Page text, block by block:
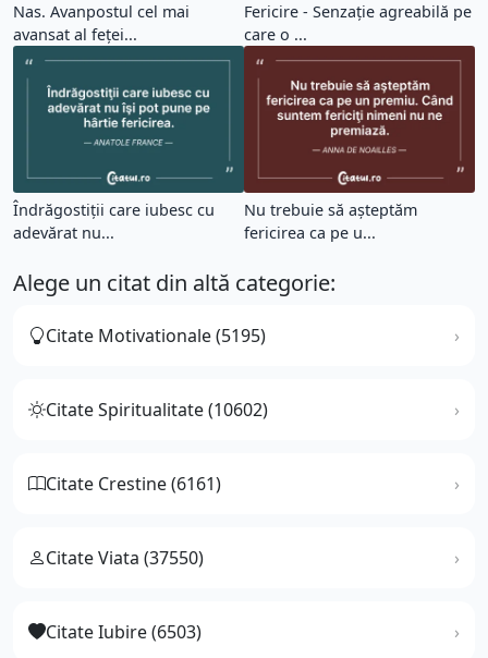
Nas. Avanpostul cel mai
avansat al feţei...
Fericire - Senzaţie agreabilă pe
care o ...
Îndrăgostiţii care iubesc cu
adevărat nu...
Nu trebuie să aşteptăm
fericirea ca pe u...
Alege un citat din altă categorie:
Citate Motivationale (5195)
Citate Spiritualitate (10602)
Citate Crestine (6161)
Citate Viata (37550)
Citate Iubire (6503)